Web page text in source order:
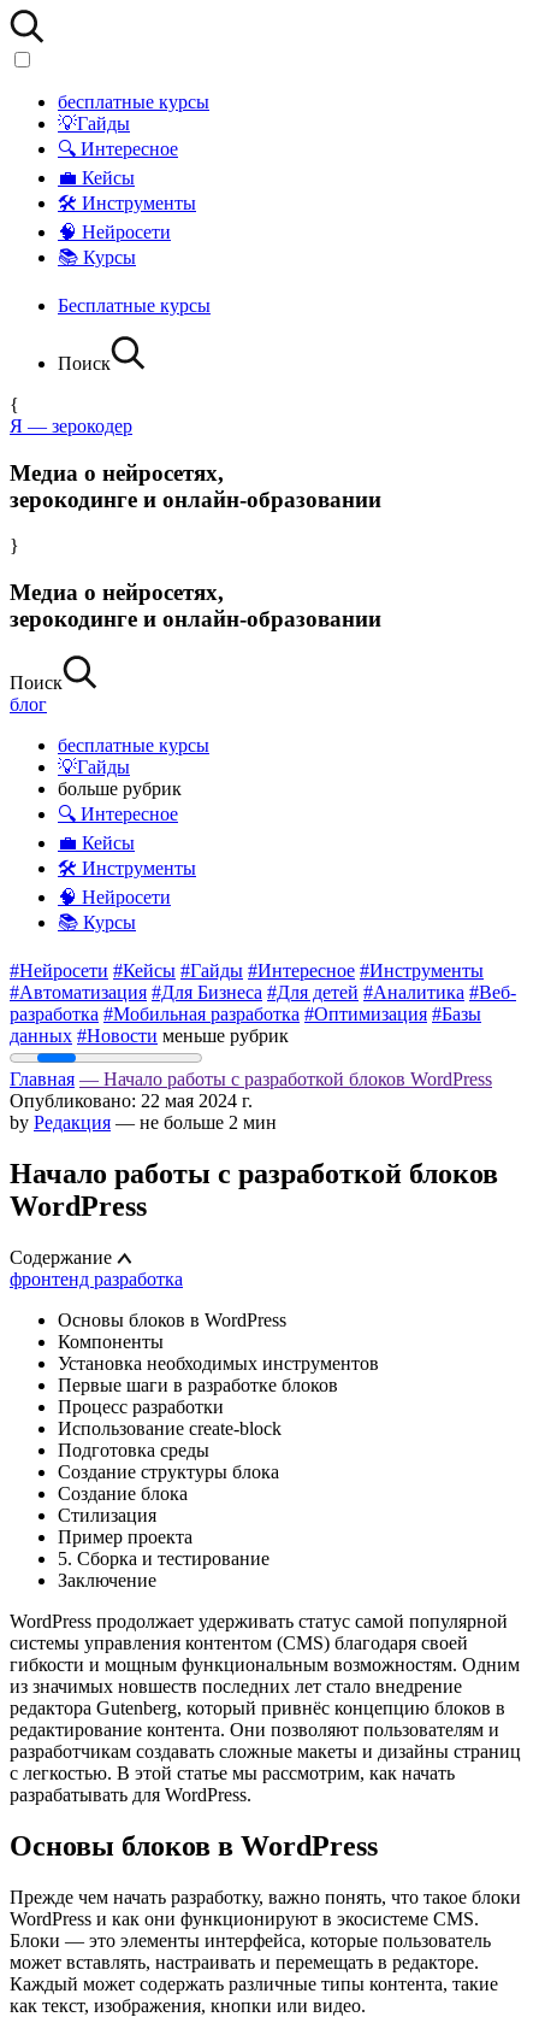
бесплатные курсы
💡Гайды
🔍 Интересное
💼 Кейсы
🛠 Инструменты
🧠 Нейросети
📚 Курсы
Бесплатные курсы
Поиск
{
Я — зерокодер
Медиа о нейросетях,
зерокодинге и онлайн-образовании
}
Медиа о нейросетях,
зерокодинге и онлайн-образовании
Поиск
блог
бесплатные курсы
💡Гайды
больше рубрик
🔍 Интересное
💼 Кейсы
🛠 Инструменты
🧠 Нейросети
📚 Курсы
#Нейросети #Кейсы #Гайды #Интересное #Инструменты
#Автоматизация #Для Бизнеса #Для детей #Аналитика #Веб-
разработка #Мобильная разработка #Оптимизация #Базы
данных #Новости меньше рубрик
Главная — Начало работы с разработкой блоков WordPress
Опубликовано: 22 мая 2024 г.
by Редакция — не больше 2 мин
Начало работы с разработкой блоков
WordPress
Содержание
фронтенд разработка
Основы блоков в WordPress
Компоненты
Установка необходимых инструментов
Первые шаги в разработке блоков
Процесс разработки
Использование create-block
Подготовка среды
Создание структуры блока
Создание блока
Стилизация
Пример проекта
5. Сборка и тестирование
Заключение
WordPress продолжает удерживать статус самой популярной
системы управления контентом (CMS) благодаря своей
гибкости и мощным функциональным возможностям. Одним
из значимых новшеств последних лет стало внедрение
редактора Gutenberg, который привнёс концепцию блоков в
редактирование контента. Они позволяют пользователям и
разработчикам создавать сложные макеты и дизайны страниц
с легкостью. В этой статье мы рассмотрим, как начать
разрабатывать для WordPress.
Основы блоков в WordPress
Прежде чем начать разработку, важно понять, что такое блоки
WordPress и как они функционируют в экосистеме CMS.
Блоки — это элементы интерфейса, которые пользователь
может вставлять, настраивать и перемещать в редакторе.
Каждый может содержать различные типы контента, такие
как текст, изображения, кнопки или видео.